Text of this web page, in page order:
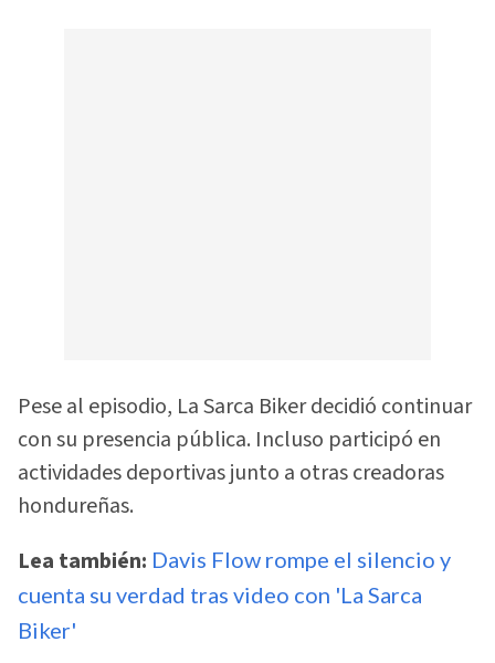
Pese al episodio, La Sarca Biker decidió continuar
con su presencia pública. Incluso participó en
actividades deportivas junto a otras creadoras
hondureñas.
Lea también: Davis Flow rompe el silencio y
cuenta su verdad tras video con 'La Sarca
Biker'